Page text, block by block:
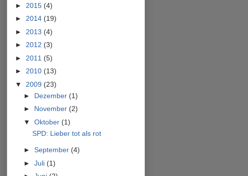
► 2015 (4)
► 2014 (19)
► 2013 (4)
► 2012 (3)
► 2011 (5)
► 2010 (13)
▼ 2009 (23)
► Dezember (1)
► November (2)
▼ Oktober (1)
SPD: Lieber tot als rot
► September (4)
► Juli (1)